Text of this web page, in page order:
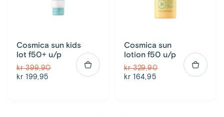
Cosmica sun kids
lot f50+ u/p
kr 399,90
kr 199,95
Cosmica sun
lotion f50 u/p
kr 329,90
kr 164,95